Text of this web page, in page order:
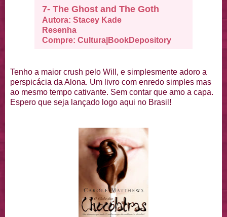
7- The Ghost and The Goth
Autora: Stacey Kade
Resenha
Compre:Cultura BookDepository
Tenho a maior crush pelo Will, e simplesmente adoro a
perspicácia da Alona. Um livro com enredo simples mas
ao mesmo tempo cativante. Sem contar que amo a capa.
Espero que seja lançado logo aqui no Brasil!